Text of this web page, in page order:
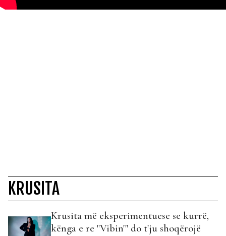
KRUSITA
Krusita më eksperimentuese se kurrë,
kënga e re "Vibin'" do t'ju shoqërojë